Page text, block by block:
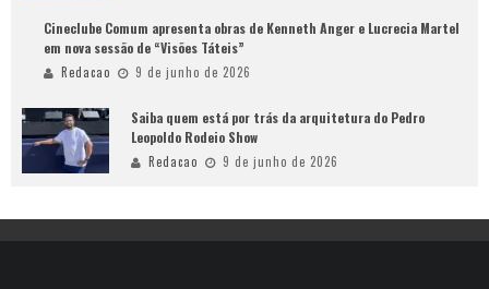
Cineclube Comum apresenta obras de Kenneth Anger e Lucrecia Martel
em nova sessão de “Visões Táteis”
Redacao 9 de junho de 2026
Saiba quem está por trás da arquitetura do Pedro
Leopoldo Rodeio Show
Redacao 9 de junho de 2026